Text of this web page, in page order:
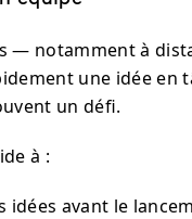
— notamment à
une idée en
un défi.
à :
avant le